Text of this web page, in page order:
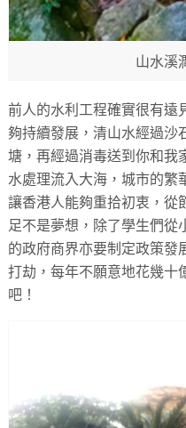
山水溪
前人的水利工程確實很有遠
夠持續發展，清山水經過沙
塘，再經過消毒送到你和我
水處理流入大海，城市的繁
讓香港人能夠重拾初衷，從
足不是夢想，除了學生們從
的政府商界亦要制定政策發
打劫，每年不願意地花幾十
吧！